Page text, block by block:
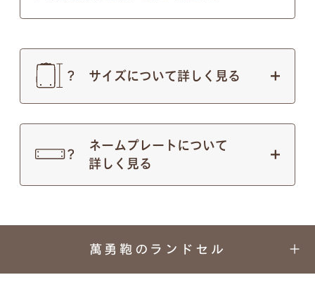
サイズについて詳しく見る
ネームプレートについて
詳しく見る
萬勇鞄のランドセル